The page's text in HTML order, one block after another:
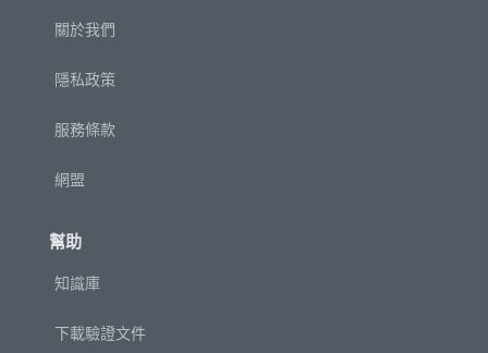
關於我們
隱私政策
服務條款
網盟
幫助
知識庫
下載驗證文件